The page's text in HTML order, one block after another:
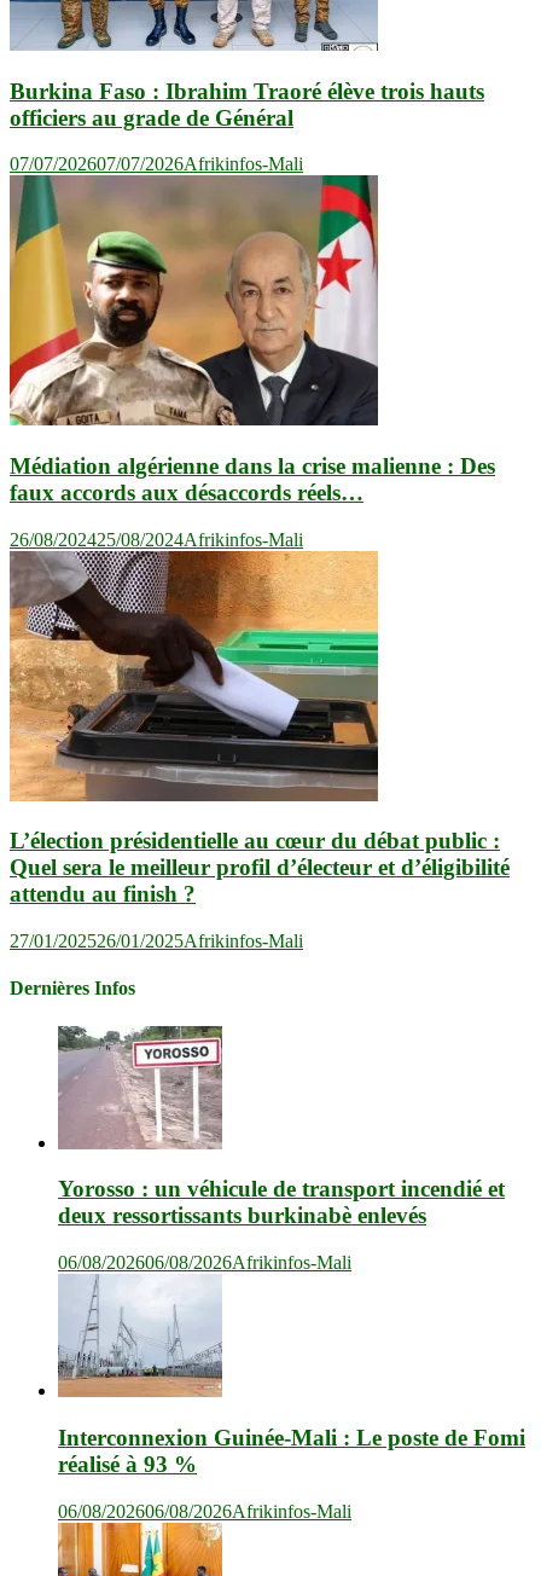
Burkina Faso : Ibrahim Traoré élève trois hauts
officiers au grade de Général
07/07/202607/07/2026Afrikinfos-Mali
Médiation algérienne dans la crise malienne : Des
faux accords aux désaccords réels…
26/08/202425/08/2024Afrikinfos-Mali
L’élection présidentielle au cœur du débat public :
Quel sera le meilleur profil d’électeur et d’éligibilité
attendu au finish ?
27/01/202526/01/2025Afrikinfos-Mali
Dernières Infos
Yorosso : un véhicule de transport incendié et
deux ressortissants burkinabè enlevés
06/08/202606/08/2026Afrikinfos-Mali
Interconnexion Guinée-Mali : Le poste de Fomi
réalisé à 93 %
06/08/202606/08/2026Afrikinfos-Mali